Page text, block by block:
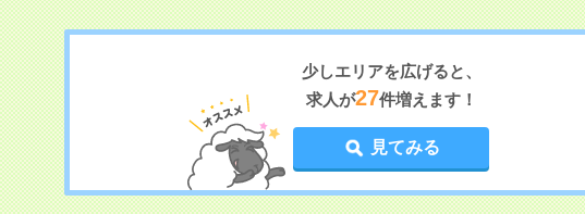
少しエリアを広げると、
求人が27件増えます！
見てみる